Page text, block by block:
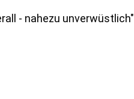
- nahezu unverwüstlich"